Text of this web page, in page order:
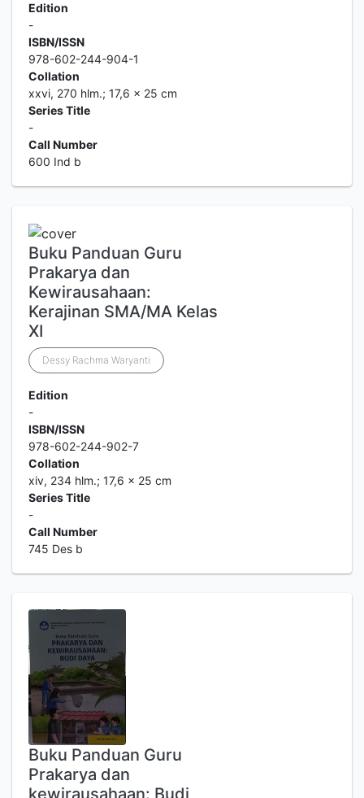
Edition
-
ISBN/ISSN
978-602-244-904-1
Collation
xxvi, 270 hlm.; 17,6 x 25 cm
Series Title
-
Call Number
600 Ind b
Buku Panduan Guru
Prakarya dan
Kewirausahaan:
Kerajinan SMA/MA Kelas
XI
Dessy Rachma Waryanti
Edition
-
ISBN/ISSN
978-602-244-902-7
Collation
xiv, 234 hlm.; 17,6 x 25 cm
Series Title
-
Call Number
745 Des b
Buku Panduan Guru
Prakarya dan
kewirausahaan: Budi